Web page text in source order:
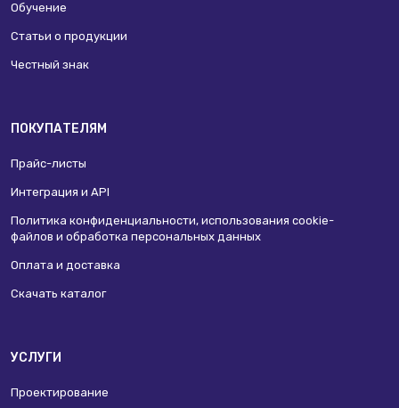
Обучение
Статьи о продукции
Честный знак
ПОКУПАТЕЛЯМ
Прайс-листы
Интеграция и API
Политика конфиденциальности, использования сookie-
файлов и обработка персональных данных
Оплата и доставка
Скачать каталог
УСЛУГИ
Проектирование